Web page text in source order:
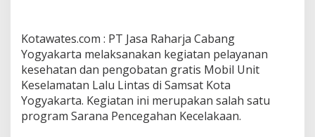
Kotawates.com : PT Jasa Raharja Cabang
Yogyakarta melaksanakan kegiatan pelayanan
kesehatan dan pengobatan gratis Mobil Unit
Keselamatan Lalu Lintas di Samsat Kota
Yogyakarta. Kegiatan ini merupakan salah satu
program Sarana Pencegahan Kecelakaan.